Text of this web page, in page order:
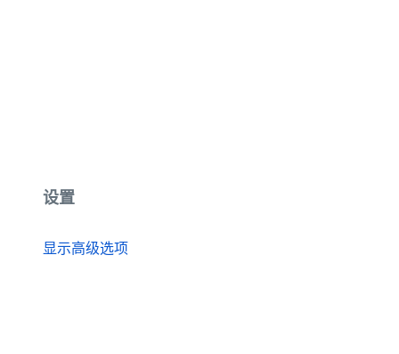
设置
显示高级选项